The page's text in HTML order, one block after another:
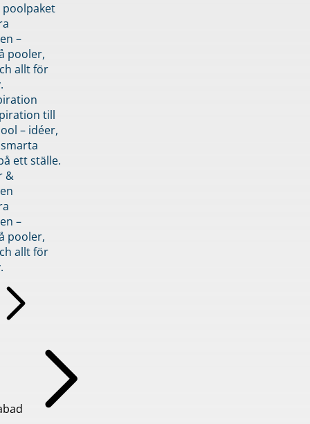
–
pooler,
allt för
till
– idéer,
ett ställe.
&
–
pooler,
allt för